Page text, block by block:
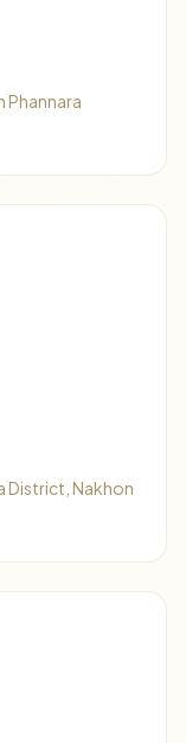
Phannara
District, Nakhon